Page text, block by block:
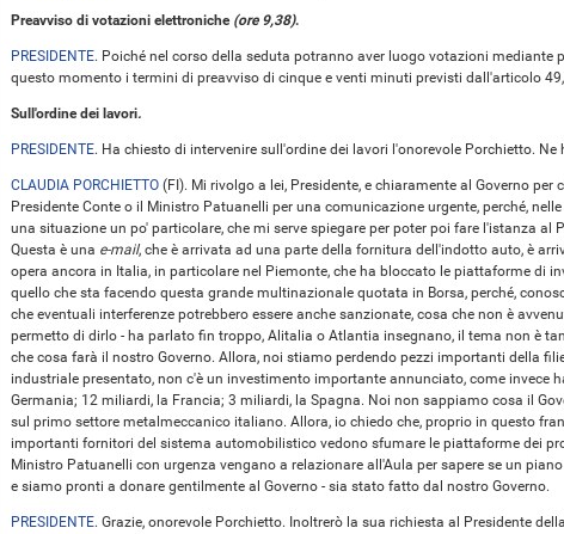
Preavviso di votazioni elettroniche (ore 9,38).
PRESIDENTE. Poiché nel corso della seduta potranno aver luogo votazioni mediante
questo momento i termini di preavviso di cinque e venti minuti previsti dall'articolo
Sull'ordine dei lavori.
PRESIDENTE. Ha chiesto di intervenire sull'ordine dei lavori l'onorevole Porchietto. Ne
CLAUDIA PORCHIETTO (FI ). Mi rivolgo a lei, Presidente, e chiaramente al Governo per
Presidente Conte o il Ministro Patuanelli per una comunicazione urgente, perché,
una situazione un po' particolare, che mi serve spiegare per poter poi fare l'istanza al
Questa è una e-mail, che è arrivata ad una parte della fornitura dell'indotto auto, è
opera ancora in Italia, in particolare nel Piemonte, che ha bloccato le piattaforme di
quello che sta facendo questa grande multinazionale quotata in Borsa, perché,
che eventuali interferenze potrebbero essere anche sanzionate, cosa che non è
permetto di dirlo - ha parlato fin troppo, Alitalia o Atlantia insegnano, il tema non è
che cosa farà il nostro Governo. Allora, noi stiamo perdendo pezzi importanti della
industriale presentato, non c'è un investimento importante annunciato, come invece
Germania; 12 miliardi, la Francia; 3 miliardi, la Spagna. Noi non sappiamo cosa il
sul primo settore metalmeccanico italiano. Allora, io chiedo che, proprio in questo
importanti fornitori del sistema automobilistico vedono sfumare le piattaforme dei
Ministro Patuanelli con urgenza vengano a relazionare all'Aula per sapere se un
e siamo pronti a donare gentilmente al Governo - sia stato fatto dal nostro Governo.
PRESIDENTE. Grazie, onorevole Porchietto. Inoltrerò la sua richiesta al Presidente